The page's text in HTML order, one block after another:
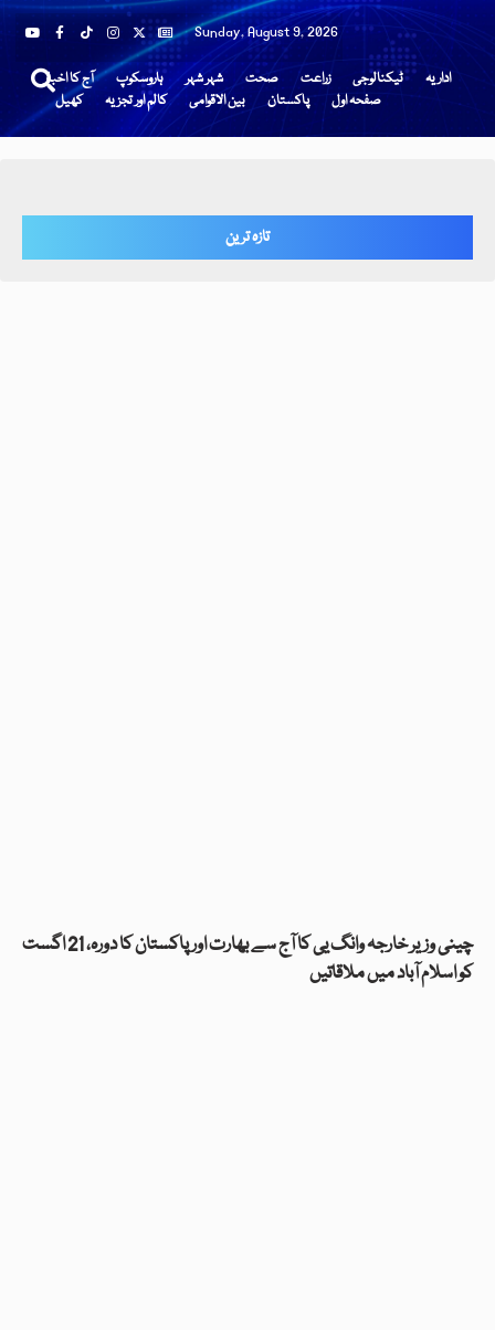
Sunday, August 9, 2026
آج کا اخبار ہاروسکوپ شہر شہر صحت زراعت ٹیکنالوجی
اداریہ
کھیل
کالم اور تجزیہ بین الاقوامی پاکستان صفحہ اول
تازہ ترین
چینی وزیر خارجہ وانگ یی کا آج سے بھارت اور پاکستان کا دورہ، 21 اگست
کو اسلام آباد میں ملاقاتیں